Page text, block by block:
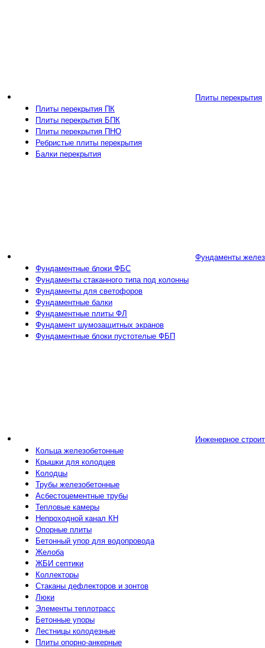
Плиты перекрытия
Плиты перекрытия ПК
Плиты перекрытия БПК
Плиты перекрытия ПНО
Ребристые плиты перекрытия
Балки перекрытия
Фундаменты
Фундаментные блоки ФБС
Фундаменты стаканного типа под колонны
Фундаменты для светофоров
Фундаментные балки
Фундаментные плиты ФЛ
Фундамент шумозащитных экранов
Фундаментные блоки пустотелые ФБП
Инженерное
Кольца железобетонные
Крышки для колодцев
Колодцы
Трубы железобетонные
Асбестоцементные трубы
Тепловые камеры
Непроходной канал КН
Опорные плиты
Бетонный упор для водопровода
Желоба
ЖБИ септики
Коллекторы
Стаканы дефлекторов и зонтов
Люки
Элементы теплотрасс
Бетонные упоры
Лестницы колодезные
Плиты опорно-анкерные